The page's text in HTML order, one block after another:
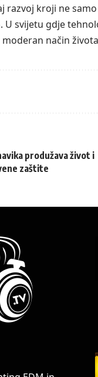
razvoj kroji ne
svijetu gdje
način
produžava život i
zaštite